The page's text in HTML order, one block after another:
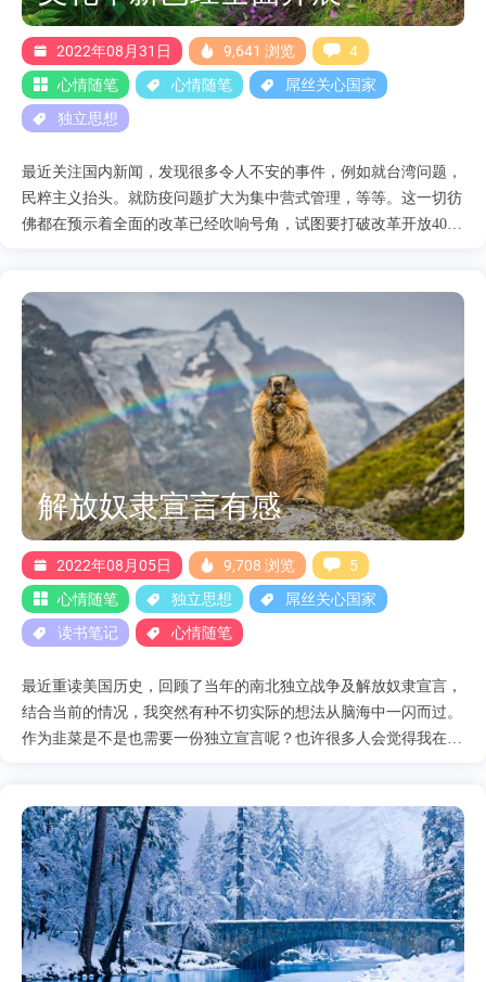
他呼吸能顺畅？更别提视线了。我们可要知道，凌晨2点，是人最
疲劳的时间，然后穿成这样？我不禁在想，这哪里是防护服呀，我
明....
2022年08月31日 9,641 浏览 4
心情随笔 心情随笔 屌丝关心国家
独立思想
最近关注国内新闻，发现很多令人不安的事件，例如就台湾问题，
民粹主义抬头。就防疫问题扩大为集中营式管理，等等。这一切彷
佛都在预示着全面的改革已经吹响号角，试图要打破改革开放40年
一种经济向右，政治向左的一个畸形发展中。但是政治又对经济有
着绝对的掌控力，简单点说就是经济要为政治让路，但是这里有一
个很重要的问题，在当今世界上任何一个政府的执政合法性，大部
分都来源于经济发展，经济不好，社会是一定会动乱的，那么也就
丧失了执政合法性，当然在中国这也不例外，所以当政者为了能继
续维持统治，那势必要发动群众来完成一次革新。这革新可以让社
会在动荡中保持着相对的稳定，让执政者仍然可以维系统治。这也
就是为什么温家宝曾经说过”没有政治体制改革的成功，经济体制
改革不可能进行到底，已经取得的成果还有可能得而复失“因为体
制决定了会不会出现文革，而不是经济或是人。一党专政的体制
下，一切都只是工具，所有的一切都将服务于政体，这也就是为什
么说国人有着很强的韧性，其实说的难听点，就是奴性。 当然，
以上的论点都是基....
解放奴隶宣言有感
2022年08月05日 9,708 浏览 5
心情随笔 独立思想 屌丝关心国家
读书笔记 心情随笔
最近重读美国历史，回顾了当年的南北独立战争及解放奴隶宣言，
结合当前的情况，我突然有种不切实际的想法从脑海中一闪而过。
作为韭菜是不是也需要一份独立宣言呢？也许很多人会觉得我在这
情让我丝毫感受不到两者的区别。这里我抛出几个例子，来看看我
们是不是也缺少一份独立宣言。 首先我认为之所以美国能发表解
放奴隶宣言，最重要的两个因素就是民主，自由。因为奴隶制确实
是违背了这两个核心价值。下面我们在来看看对待韭菜们的魔幻操
作。 这个是河南红码事件，具体的来龙去脉可以自行查看。
https://www.163.com/dy/article/HDUMVFKE0512D03F.html 首先我
们来理解下社会主义核心价值观：富强、民主、文明、和谐，自